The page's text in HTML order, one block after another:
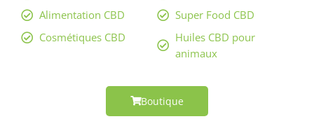
Alimentation CBD
Cosmétiques CBD
Super Food CBD
Huiles CBD pour
animaux
Boutique